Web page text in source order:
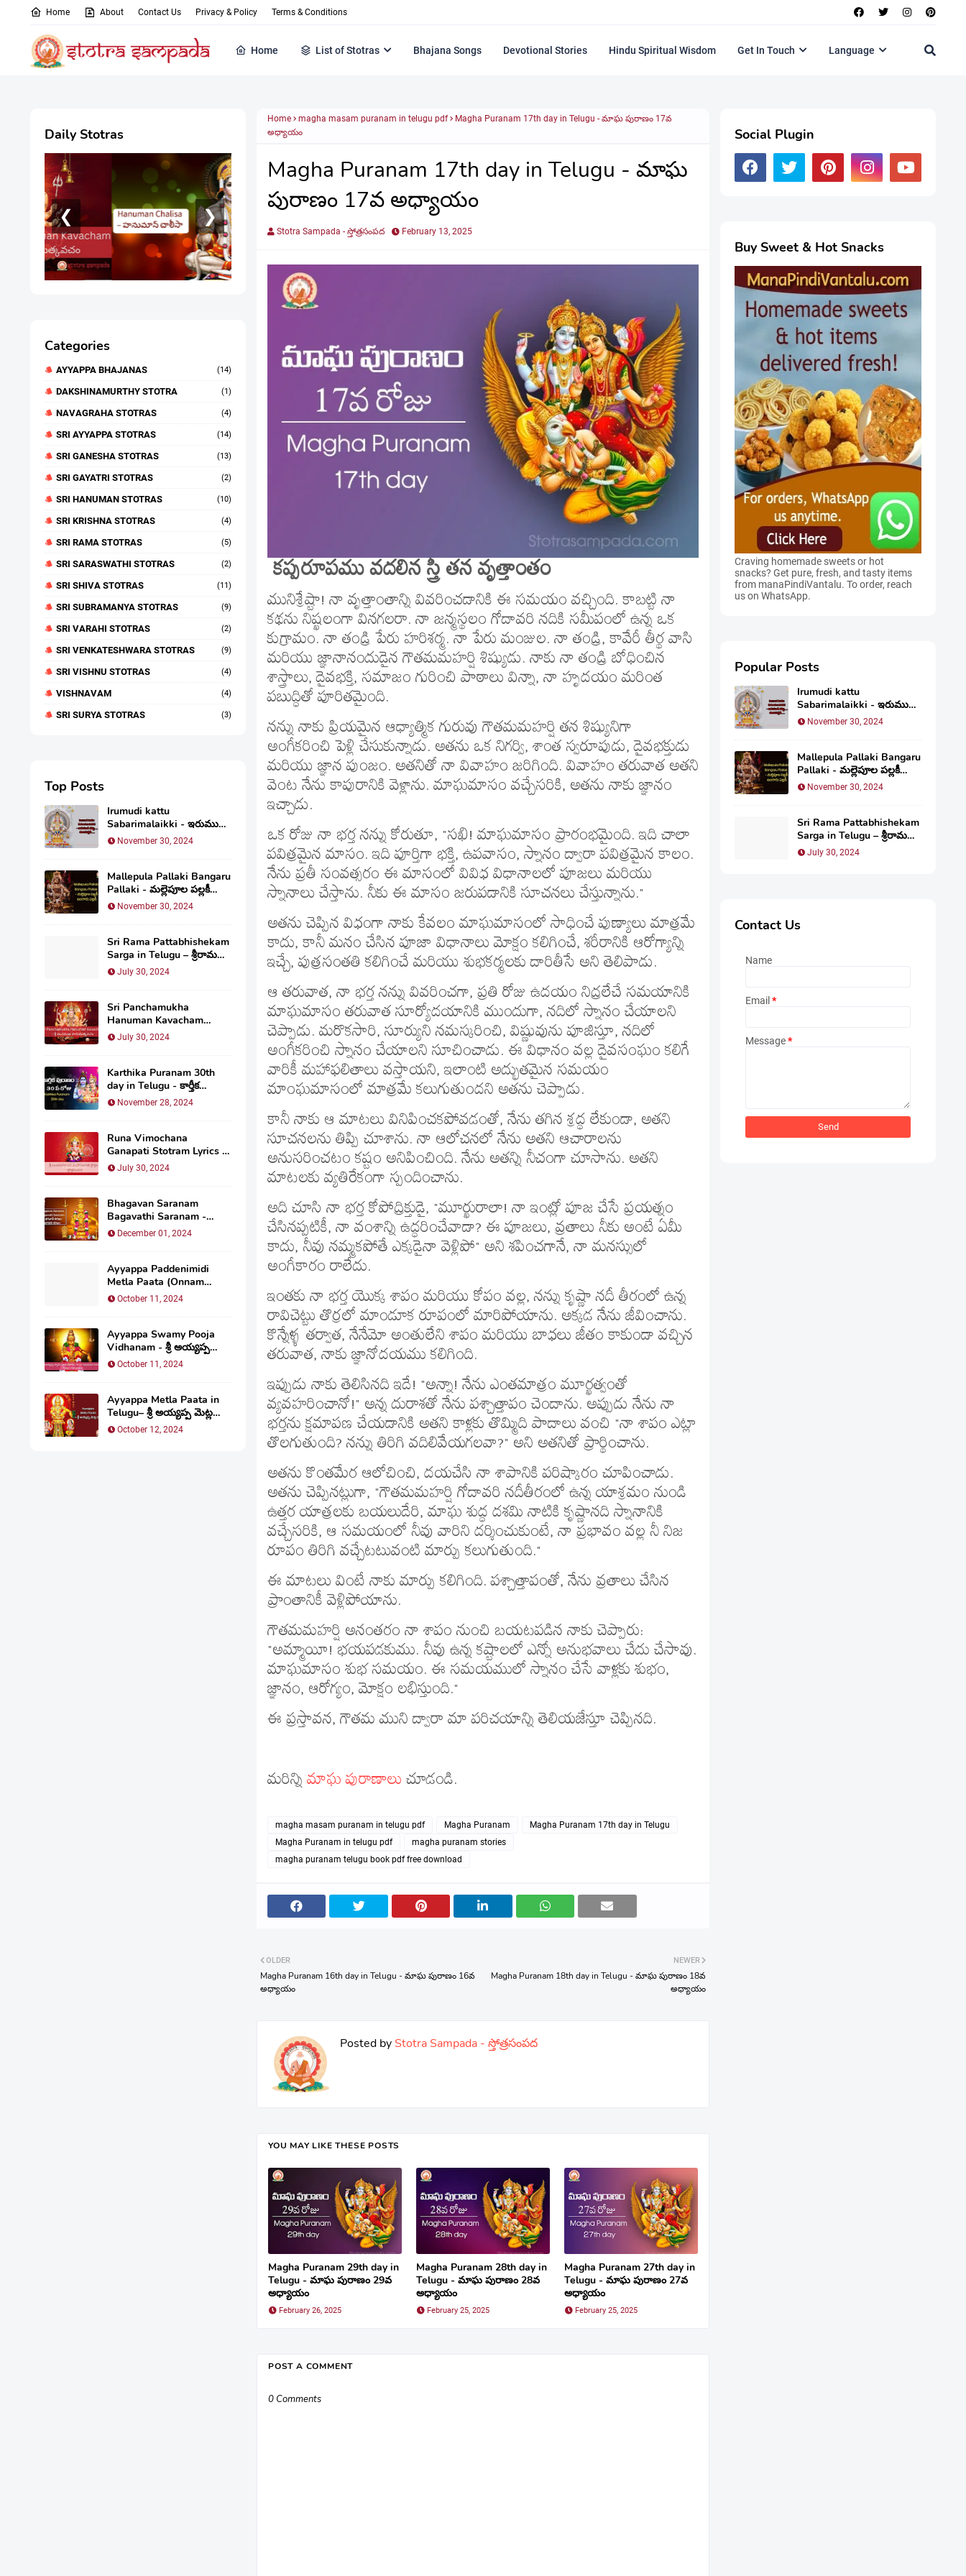
Home About Contact Us Privacy & Policy Terms & Conditions
Home List of Stotras Bhajana Songs Devotional Stories Hindu Spiritual Wisdom Get In Touch Language
Daily Stotras
❮ ❯
Categories
AYYAPPA BHAJANAS (14)
DAKSHINAMURTHY STOTRA (1)
NAVAGRAHA STOTRAS (4)
SRI AYYAPPA STOTRAS (14)
SRI GANESHA STOTRAS (13)
SRI GAYATRI STOTRAS (2)
SRI HANUMAN STOTRAS (10)
SRI KRISHNA STOTRAS (4)
SRI RAMA STOTRAS (5)
SRI SARASWATHI STOTRAS (2)
SRI SHIVA STOTRAS (11)
SRI SUBRAMANYA STOTRAS (9)
SRI VARAHI STOTRAS (2)
SRI VENKATESHWARA STOTRAS (9)
SRI VISHNU STOTRAS (4)
VISHNAVAM (4)
SRI SURYA STOTRAS (3)
Top Posts
Irumudi kattu
Sabarimalaikki - ఇరుముడి
కట్టు…శబరిమలైకి…
November 30, 2024
Mallepula Pallaki Bangaru
Pallaki - మల్లెపూల పల్లకీ
బంగారు పల్లకీ
November 30, 2024
Sri Rama Pattabhishekam
Sarga in Telugu – శ్రీరామ
పట్టాభిషేక సర్గః (యుద్ధకాండం)
July 30, 2024
Sri Panchamukha
Hanuman Kavacham
Lyrics in Telugu – శ్రీ
పంచముఖ హనుమత్కవచం
July 30, 2024
Karthika Puranam 30th
day in Telugu - కార్తీక
పురాణం 30వ అధ్యాయం
November 28, 2024
Runa Vimochana
Ganapati Stotram Lyrics in
Telugu – శ్రీ ఋణవిమోచన
మహాగణపతి స్తోత్రం
July 30, 2024
Bhagavan Saranam
Bagavathi Saranam -
భగవాన్ శరణం భగవతి శరణం
December 01, 2024
Ayyappa Paddenimidi
Metla Paata (Onnam
Thiruppadi) | పద్ధెనిమిది మెట్ల
పాట(తమిళం)
October 11, 2024
Ayyappa Swamy Pooja
Vidhanam - శ్రీ అయ్యప్ప
స్వామి పూజ విధానం
October 11, 2024
Ayyappa Metla Paata in
Telugu– శ్రీ అయ్యప్ప మెట్ల
పాటOctober 12, 2024
Home magha masam puranam in telugu pdf
Magha Puranam 17th day in Telugu - మాఘ పురాణం 17వ
అధ్యాయం
Magha Puranam 17th day in Telugu - మాఘ
పురాణం 17వ అధ్యాయం
Stotra Sampada - స్తోత్రసంపద February 13, 2025
కప్పరూపము వదలిన స్త్రీ తన వృత్తాంతం
మునిశ్రేష్టా! నా వృత్తాంతాన్ని వివరించడానికి ఈ సమయం వచ్చింది. కాబట్టి నా
కథను నిష్ఖలంగా వినగలరా. నా జన్మస్థలం గోదావరి నదికి సమీపంలో ఉన్న ఒక
కుగ్రామం. నా తండ్రి పేరు హరిశర్మ. నా పేరు మంజుల. నా తండ్రి, కావేరీ తీర్థ వాసి
మరియు జ్ఞానానందుడైన గౌతమమహర్షి శిష్యుడు. నాకు నా తండ్రి బోధించిన
శాస్త్రాలు, దైవభక్తి, సమాజం గురించి పాఠాలు విన్నా, నా హృదయం మరింత
పబుద్ధితో పూరితమైంది.
నన్ను నాకు ప్రియమైన ఆధ్యాత్మిక గురువు గౌతమమహర్షి తన శిష్యునిగా
అంగీకరించి పెళ్లి చేసుకున్నాడు. అతను ఒక నిగర్వి, శాంత స్వరూపుడు, దైవభక్తుడు
మరియు జ్ఞాన పుంజం. అతనితో నా వివాహం జరిగింది. వివాహం తరువాత అతని
వెంట నేను కాపురానికి వెళ్లాను. మాఘమాసం వచ్చేసరికి, అతను నాకు జ్ఞానం
ఇచ్చాడు.
ఒక రోజు నా భర్త నన్ను కోరుతూ, "సఖి! మాఘమాసం ప్రారంభమైంది. ఇది చాలా
పవిత్రమైన మాసం. ఇది పూర్తిగా భక్తి, ఉపవాసం, స్నానం ద్వారా పవిత్రమైన కాలం.
నేను ప్రతీ సంవత్సరం ఈ మాసంలో వివిధ విధానాలలో పూజలు మరియు
స్నానాలు చేస్తాను. నీకు ఈ మాసం జరుపడానికి సూచనలు చేస్తున్నాను."
అతను చెప్పిన విధంగా నాకు కేవలం మాఘమాసంలో సాధించే పుణ్యాలు మాత్రమే
కాదు, కానీ మనం చేసిన పూజా విధానాలు మోక్షం కలిగించే, శరీరానికి ఆరోగ్యాన్ని
ఇచ్చే, పుత్రసంతతి కలిగించే మరియు శుభకర్మలకు దారితీసే అని తెలిపాడు.
ఆ తరువాత, నా భర్త నన్ను వివరించగా, ప్రతి రోజు ఉదయం నిద్రలేచే సమయానికి
మాఘమాసం తరువాత సూర్యోదయానికి ముందుగా, నదిలో స్నానం చేయాలని
చెప్పాడు. మరొకసారి, సూర్యుని నమస్కరించి, విష్ణువును పూజిస్తూ, నదిలో
అంగీకరించి స్నానం చేయాలని సూచించాడు. ఈ విధానం వల్ల దైవసంఘం కలిగే
వారికీ మహాఫలితాలు వస్తాయని, ఇలాంటి అద్భుతమైన సమయం
మాంఘమాసంలో మాత్రమే కలుగుతుందని అతను చెప్పాడు.
కానీ నాకు ఆ మాటలు వినిపించకపోవడంతో, నేను తగిన శ్రద్ధ లేకుండా, అతని
సూచనలను తిప్పి చూశాను. నా ఆలోచనలో నేను అతని ఆచారాలను
అనుసరించటం కష్టం అనిపించింది. నేను అతన్ని నీచంగా చూసాను. అతని
మాటలకు వ్యతిరేకంగా స్పందించాను.
అది చూసి నా భర్త కోపోద్రిక్తుడై, "మూర్ఖురాలా! నా ఇంట్లో పూజ చేసే ప్రయత్నం
చేసినప్పటికీ, నా వంశాన్ని ఉద్ధరించేవాడా? ఈ పూజలు, వ్రతాలు నీకు అంటే ఏమీ
కాదు, నీవు నమ్మకపోతే ఎక్కడైనా వెళ్లిపో" అని శపించగానే, నా మనస్సులో
అంగీకారం రాలేదు.
ఇంతకు నా భర్త యొక్క శాపం మరియు కోపం వల్ల, నన్ను కృష్ణా నదీ తీరంలో ఉన్న
రావిచెట్టు తొర్రలో మాండూక రూపంలో మారిపోయాను. అక్కడ నేను జీవించాను.
కొన్నేళ్ళ తర్వాత, నేనేమో అంతులేని శాపం మరియు బాధలు జీతం కాకుండా వచ్చిన
తరువాత, నాకు జ్ఞానోదయము కలిగింది.
ఇప్పుడు నాకు తెలిసినది ఇదే! "అన్నా! నేను ఎంతమాత్రం మూర్ఖత్వంతో
వ్యవహరించానో!" అన్న దురాశతో నేను పశ్చాత్తాపం చెందాను. అప్పుడు నేను నా
భర్తను క్షమాపణ చేయడానికి అతని కాళ్లకు తొమ్మిది పాదాలు వంచి "నా శాపం ఎట్లా
తొలగుతుంది? నన్ను తిరిగి వదిలివేయగలవా?" అని అతనితో ప్రార్థించాను.
అతను కొంతమేర ఆలోచించి, దయచేసి నా శాపానికి పరిష్కారం చూపించాడు.
అతను చెప్పినట్లుగా, "గౌతమమహర్షి గోదావరి నదీతీరంలో ఉన్న యాశ్రమం నుండి
ఉత్తర యాత్రలకు బయలుదేరి, మాఘ శుద్ధ దశమి నాటికి కృష్ణానది స్నానానికి
వచ్చేసరికి, ఆ సమయంలో నీవు వారిని దర్శించుకుంటే, నా ప్రభావం వల్ల నీ నిజ
రూపం తిరిగి వచ్చేటటువంటి మార్పు కలుగుతుంది."
ఈ మాటలు వింటే నాకు మార్పు కలిగింది. పశ్చాత్తాపంతో, నేను వ్రతాలు చేసిన
ప్రాంతానికీ వెళ్లిపోయాను.
గౌతమమహర్షి అనంతరం నా శాపం నుంచి బయటపడిన నాకు చెప్పారు:
"అమ్మాయీ! భయపడకుము. నీవు ఉన్న కష్టాలలో ఎన్నో అనుభవాలు చేదు చేసావు.
మాఘమాసం శుభ సమయం. ఈ సమయములో స్నానం చేసే వాళ్లకు శుభం,
జ్ఞానం, ఆరోగ్యం, మోక్షం లభిస్తుంది."
ఈ ప్రస్తావన, గౌతమ ముని ద్వారా మా పరిచయాన్ని తెలియజేస్తూ చెప్పినది.
మరిన్నిమాఘ పురాణాలుచూడండి.
magha masam puranam in telugu pdf Magha Puranam
Magha Puranam 17th day in Telugu
Magha Puranam in telugu pdf
magha puranam stories
magha puranam telugu book pdf free download
NEWER
Magha Puranam 18th day in Telugu - మాఘ పురాణం 18వ
అధ్యాయం
OLDER
Magha Puranam 16th day in Telugu - మాఘ పురాణం 16వ
అధ్యాయం
Posted by Stotra Sampada - స్తోత్రసంపద
YOU MAY LIKE THESE POSTS
Magha Puranam 29th day in
Telugu - మాఘ పురాణం 29వ
అధ్యాయం
February 26, 2025
Magha Puranam 28th day in
Telugu - మాఘ పురాణం 28వ
అధ్యాయం
February 25, 2025
Magha Puranam 27th day in
Telugu - మాఘ పురాణం 27వ
అధ్యాయం
February 25, 2025
POST A COMMENT
0 Comments
Social Plugin
Buy Sweet & Hot Snacks
Craving homemade sweets or hot
snacks? Get pure, fresh, and tasty items
from manaPindiVantalu. To order, reach
us on WhatsApp.
Popular Posts
Irumudi kattu
Sabarimalaikki - ఇరుముడి
కట్టు…శబరిమలైకి…
November 30, 2024
Mallepula Pallaki Bangaru
Pallaki - మల్లెపూల పల్లకీ
బంగారు పల్లకీ
November 30, 2024
Sri Rama Pattabhishekam
Sarga in Telugu – శ్రీరామ
పట్టాభిషేక సర్గః (యుద్ధకాండం)
July 30, 2024
Contact Us
Name
Email*
Message*